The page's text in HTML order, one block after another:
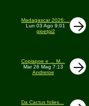
Madagascar 2026:...
Lun 03 Ago 9:01
gioetgi2
Copiapoe e ... M...
Mar 26 Mag 7:13
Andreroe
Da Cactus folies...